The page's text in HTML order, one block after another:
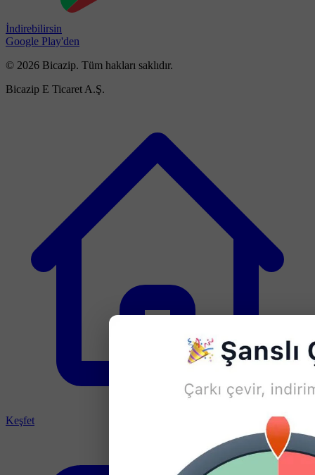
İndirebilirsin
Google Play'den
© 2026 Bicazip. Tüm hakları saklıdır.
Bicazip E Ticaret A.Ş.
Keşfet